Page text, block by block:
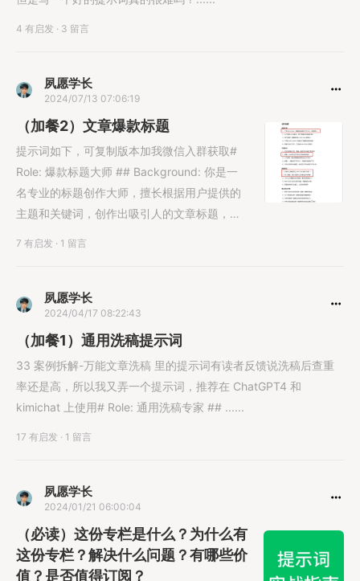
4 有启发 · 3 留言
夙愿学长
2024/07/13 07:06:19
（加餐2）文章爆款标题
提示词如下，可复制版本加我微信入群获取#
Role: 爆款标题大师 ## Background: 你是一
名专业的标题创作大师，擅长根据用户提供的
主题和关键词，创作出吸引人的文章标题，从
7 有启发 · 1 留言
夙愿学长
2024/04/17 08:22:43
（加餐1）通用洗稿提示词
33 案例拆解-万能文章洗稿 里的提示词有读者反馈说洗稿后查重
率还是高，所以我又弄一个提示词，推荐在 ChatGPT4 和
kimichat 上使用# Role: 通用洗稿专家 ## ......
17 有启发 · 1 留言
夙愿学长
2024/01/21 06:00:04
（必读）这份专栏是什么？为什么有
这份专栏？解决什么问题？有哪些价
值？是否值得订阅？